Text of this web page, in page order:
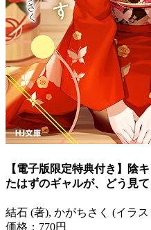
【電子版限定特典付き】陰
たはずのギャルが、どう見
結石 (著), かがちさく (イラス
価格：770円